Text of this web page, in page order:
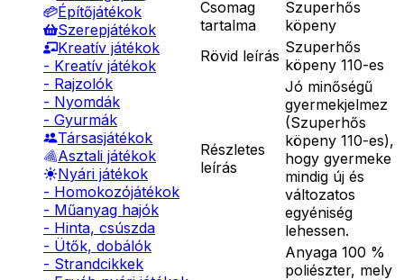
Építőjátékok
Szerepjátékok
Kreatív játékok
- Kreatív játékok
- Rajzolók
- Nyomdák
- Gyurmák
Társasjátékok
Asztali játékok
Nyári játékok
- Homokozójátékok
- Műanyag hajók
- Hinta, csúszda
- Ütők, dobálók
- Strandcikkek
Csomag
tartalma
Szuperhős
köpeny
Rövid leírás Szuperhős
köpeny 110-es
Részletes
leírás
Jó minőségű
gyermekjelmez
(Szuperhős
köpeny 110-es),
hogy gyermeke
mindig új és
változatos
egyéniség
lehessen.
Anyaga 100 %
poliészter, mely